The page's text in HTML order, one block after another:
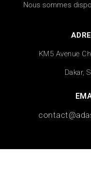
Nous sommes
KM5 Avenue
Dakar,